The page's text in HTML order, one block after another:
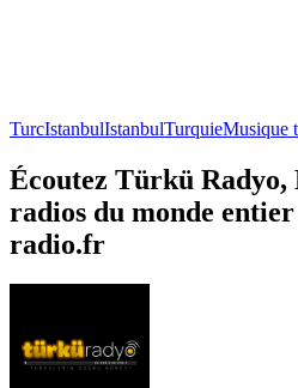
TurcIstanbulIstanbulTurquieMusique
Écoutez Türkü
radios du monde
radio.fr